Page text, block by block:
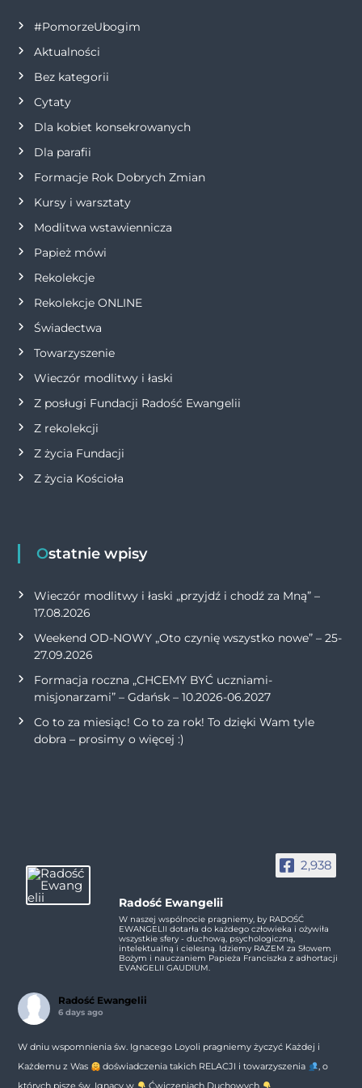
c
j
a
w
p
i
s
u
#PomorzeUbogim
Aktualności
Bez kategorii
Cytaty
Dla kobiet konsekrowanych
Dla parafii
Formacje Rok Dobrych Zmian
Kursy i warsztaty
Modlitwa wstawiennicza
Papież mówi
Rekolekcje
Rekolekcje ONLINE
Świadectwa
Towarzyszenie
Wieczór modlitwy i łaski
Z posługi Fundacji Radość Ewangelii
Z rekolekcji
Z życia Fundacji
Z życia Kościoła
Ostatnie wpisy
Wieczór modlitwy i łaski „przyjdź i chodź za Mną” –
17.08.2026
Weekend OD-NOWY „Oto czynię wszystko nowe” – 25-
27.09.2026
Formacja roczna „CHCEMY BYĆ uczniami-
misjonarzami” – Gdańsk – 10.2026-06.2027
Co to za miesiąc! Co to za rok! To dzięki Wam tyle
dobra – prosimy o więcej :)
2,938
Radość Ewangelii
W naszej wspólnocie pragniemy, by RADOŚĆ
EWANGELII dotarła do każdego człowieka i ożywiła
wszystkie sfery - duchową, psychologiczną,
intelektualną i cielesną. Idziemy RAZEM za Słowem
Bożym i nauczaniem Papieża Franciszka z adhortacji
EVANGELII GAUDIUM.
Radość Ewangelii
6 days ago
W dniu wspomnienia św. Ignacego Loyoli pragniemy życzyć Każdej i
Każdemu z Was
doświadczenia takich RELACJI i towarzyszenia
, o